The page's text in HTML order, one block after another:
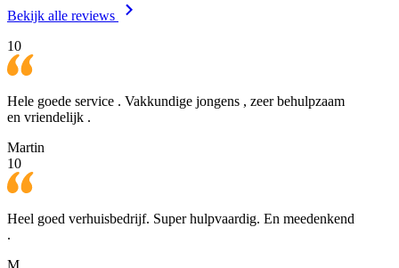
Bekijk alle reviews
10
Hele goede service . Vakkundige jongens , zeer behulpzaam
en vriendelijk .
Martin
10
Heel goed verhuisbedrijf. Super hulpvaardig. En meedenkend
.
M.